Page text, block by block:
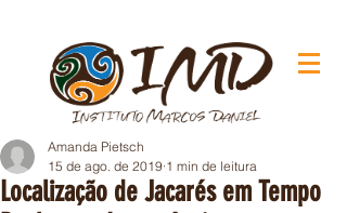
Localização de Jacarés em Tempo
Amanda Pietsch
15 de ago. de 2019 1 min de leitura